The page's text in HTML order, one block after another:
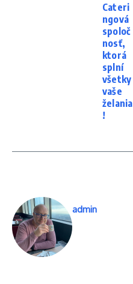
Cateri
ngová
spoloč
nosť,
ktorá
splní
všetky
vaše
želania
!
admin